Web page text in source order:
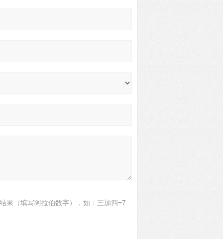
果（填写阿拉伯数字），如：三加四=7